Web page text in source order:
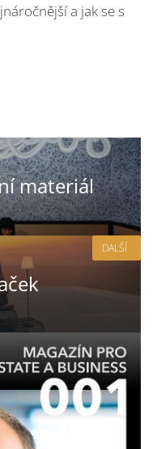
a jak se s
materiál
DALŠÍ